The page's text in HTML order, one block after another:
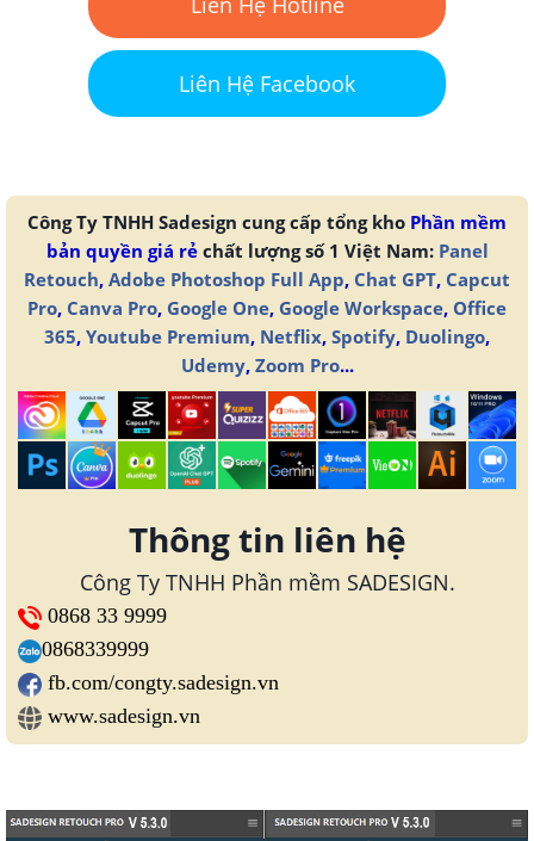
Liên Hệ Facebook
Công Ty TNHH Sadesign cung cấp tổng kho Phần mềm
bản quyền giá rẻchất lượng số 1 Việt Nam: Panel
Retouch, Adobe Photoshop Full App, Chat GPT, Capcut
Pro, Canva Pro, Google One, Google Workspace, Office
365, Youtube Premium, Netflix, Spotify, Duolingo,
Udemy, Zoom Pro...
Thông tin liên hệ
Công Ty TNHH Phần mềm SADESIGN.
0868 33 9999
0868339999
fb.com/congty.sadesign.vn
www.sadesign.vn